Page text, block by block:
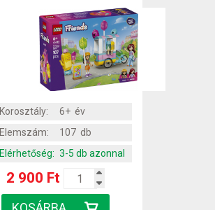
Korosztály:
6+ év
Elemszám:
107 db
Elérhetőség: 3-5 db azonnal
2 900 Ft